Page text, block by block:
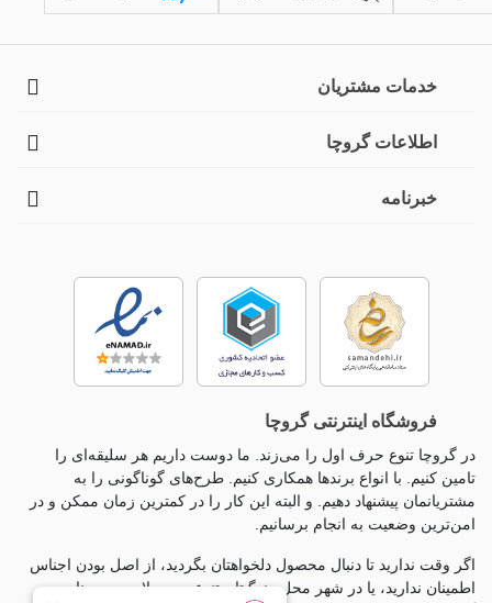
خدمات مشتریان
اطلاعات گروچا
خبرنامه
فروشگاه اینترنتی گروچا
در گروچا تنوع حرف اول را می‌زند. ما دوست داریم هر سلیقه‌ای را
تامین کنیم. با انواع برندها همکاری کنیم. طرح‌های گوناگونی را به
مشتریانمان پیشنهاد دهیم. و البته این کار را در کمترین زمان ممکن و در
امن‌ترین وضعیت به انجام برسانیم.
اگر وقت ندارید تا دنبال محصول دلخواهتان بگردید، از اصل بودن اجناس
اطمینان ندارید، یا در شهر محل زندگیتان تنوع محصولات بی معناست،